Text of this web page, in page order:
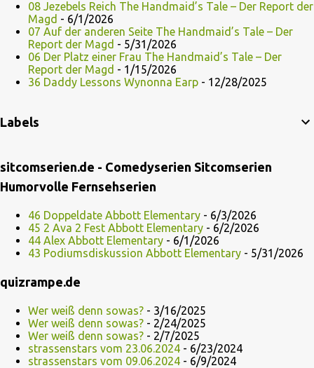
08 Jezebels Reich The Handmaid’s Tale – Der Report der
Magd - 6/1/2026
07 Auf der anderen Seite The Handmaid’s Tale – Der
Report der Magd - 5/31/2026
06 Der Platz einer Frau The Handmaid’s Tale – Der
Report der Magd - 1/15/2026
36 Daddy Lessons Wynonna Earp - 12/28/2025
Labels
sitcomserien.de - Comedyserien Sitcomserien
Humorvolle Fernsehserien
46 Doppeldate Abbott Elementary - 6/3/2026
45 2 Ava 2 Fest Abbott Elementary - 6/2/2026
44 Alex Abbott Elementary - 6/1/2026
43 Podiumsdiskussion Abbott Elementary - 5/31/2026
quizrampe.de
Wer weiß denn sowas? - 3/16/2025
Wer weiß denn sowas? - 2/24/2025
Wer weiß denn sowas? - 2/7/2025
strassenstars vom 23.06.2024 - 6/23/2024
strassenstars vom 09.06.2024 - 6/9/2024